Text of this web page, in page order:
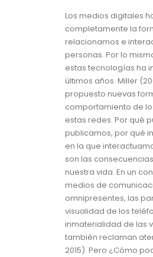
Los medios digitales
completamente la
relacionamos e
personas. Por lo
estas tecnologías ha
últimos años. Miller
propuesto nuevas
comportamiento de
estas redes. Por qué
publicamos, por qué
en la que
son las
nuestra vida. En un
medios de
omnipresentes, las
visualidad de los
inmaterialidad de las
también reclaman
2015). Pero ¿Cómo